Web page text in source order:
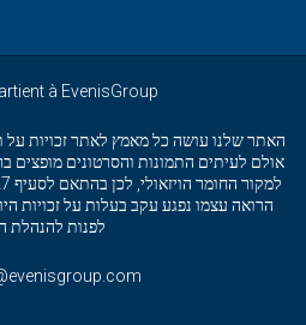
à EvenisGroup
האתר שלנו עושה כל מאמץ לאתר זכויות על
אולם לעיתים התמונות והסרטונים
הרואה עצמו נפגע עקב בעלות על זכויות
לפנות להנהלת